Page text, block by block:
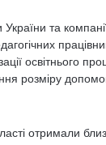
та
освітнього
розміру
отримали